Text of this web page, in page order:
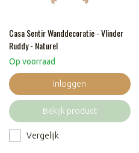
Casa Sentir Wanddecoratie - Vlinder
Ruddy - Naturel
Op voorraad
Inloggen
Bekijk product
Vergelijk